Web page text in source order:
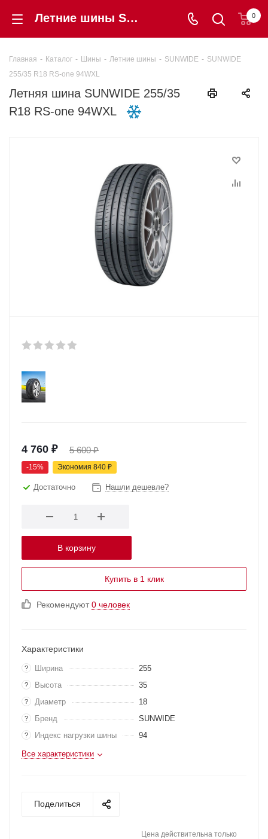
Летние шины SUNWIDE 255/35 R18 RS-one 94WXL купить в интернет-магазине «Шинторг» в Калининграде 0
Главная - Каталог - Шины - Летние шины - SUNWIDE - SUNWIDE
255/35 R18 RS-one 94WXL
Летняя шина SUNWIDE 255/35
R18 RS-one 94WXL
4 760 ₽ 5 600₽
-15% Экономия 840 ₽
Достаточно Нашли дешевле?
В корзину
Купить в 1 клик
Рекомендуют0 человек
Характеристики
? Ширина 255
? Высота 35
? Диаметр 18
? Бренд SUNWIDE
? Индекс нагрузки шины 94
Все характеристики
Поделиться
Цена действительна только